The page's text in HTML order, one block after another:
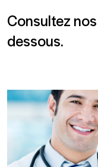
Consultez
dessous.